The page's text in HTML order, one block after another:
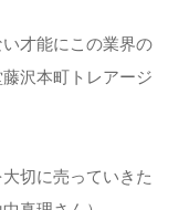
い才能にこの業界の
沢本町トレアージ
切に売っていきた